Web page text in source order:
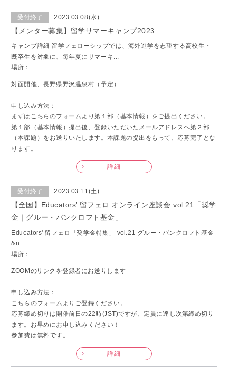
受付終了 2023.03.08(水)
【メンター募集】留学サマーキャンプ2023
キャンプ詳細 留学フェローシップでは、海外進学を志望する高校生・
既卒生を対象に、毎年夏にサマーキ...
場所：
対面開催、長野県野沢温泉村（予定）
申し込み方法：
まずは こちらのフォームより第１部（基本情報）をご提出ください。
第１部（基本情報）提出後、登録いただいたメールアドレスへ第２部
（本課題）をお送りいたします。本課題の提出をもって、応募完了とな
ります。
詳細
受付終了 2023.03.11(土)
【全国】Educators’ 留フェロ オンライン座談会 vol.21「奨学
金｜グルー・バンクロフト基金」
Educators' 留フェロ「奨学金特集」 vol.21 グルー・バンクロフト基金
&n...
場所：
ZOOMのリンクを登録者にお送りします
申し込み方法：
こちらのフォーム よりご登録ください。
応募締め切りは開催前日の22時(JST)ですが、定員に達し次第締め切り
ます。お早めにお申し込みください！
参加費は無料です。
詳細